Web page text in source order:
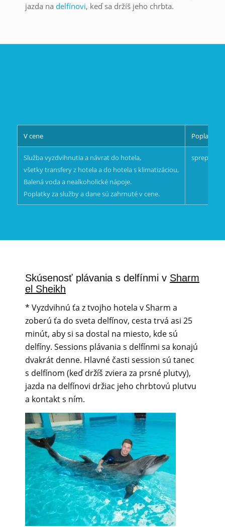
jazda na delfínovi, keď sa držíš jeho chrbta.
V cene Poplatok
Služba vyzdvihnutia a návrat do hotela,
všetky transfery z hotela a do hotela s klimatizáciou,
Balená voda a nealkoholické nápoje.
Poplatky za služby a dane sú zahrnuté v cene.
sprepitne
Skúsenosť plávania s delfínmi v Sharm
el Sheikh
* Vyzdvihnú ťa z tvojho hotela v Sharm a
zoberú ťa do sveta delfínov, cesta trvá asi 25
minút, aby si sa dostal na miesto, kde sú
delfíny. Sessions plávania s delfínmi sa konajú
dvakrát denne. Hlavné časti session sú tanec
s delfínom (keď držíš zviera za prsné plutvy),
jazda na delfínovi držiac jeho chrbtovú plutvu
a kontakt s ním.